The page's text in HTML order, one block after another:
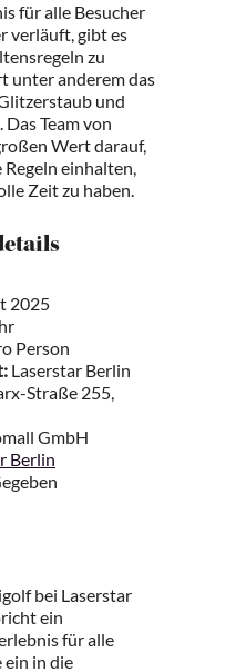
für alle Besucher
verläuft, gibt es
zu
unter anderem das
und
Team von
Wert darauf,
Regeln einhalten,
Zeit zu haben.
2025
Person
Laserstar Berlin
Straße 255,
GmbH
Berlin
bei Laserstar
ein
für alle
ein in die